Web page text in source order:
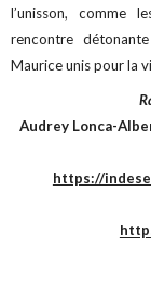
l’unisson, comme
rencontre
Maurice unis pour la
Audrey Lonca-
https://